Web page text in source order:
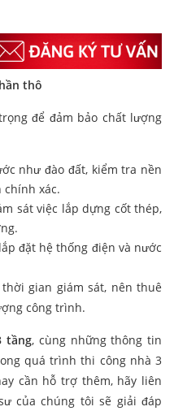
thô
để đảm bảo chất lượng
như đào đất, kiểm tra nền
chính xác.
sát việc lắp dựng cốt thép,
đặt hệ thống điện và nước
gian giám sát, nên thuê
công trình.
tầng, cùng những thông tin
quá trình thi công nhà 3
cần hỗ trợ thêm, hãy liên
của chúng tôi sẽ giải đáp